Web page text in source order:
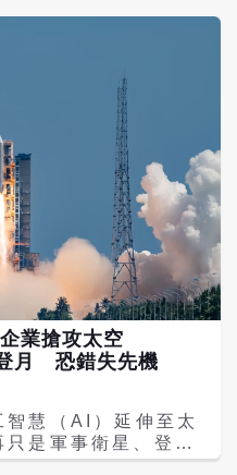
僅15國，顯示太陽能
大學東亞研究所所長
）分析指出，中國
是降低發電成本，
電力供應的偏遠村莊
賴柴油發電機，燃料
油價波動影響。 隨
微型電網普及，不少
能供應照明、手機
小型工廠運作。 希
即使中東地區爆發衝
也未對這些採用太陽
，原因正是能源來
報》也
的奈及利亞而言，
成本，在部分情況
備投資，顯示再生
型 綠
美解
用開發實力，並結合
Acer）在硬體研發、
蘊，共同打造出兼
業級防護的 AI
設定與工程部署！AI
合方案，企業僅需接
分鐘內 完成建置並
期。 百分之百
環境（On-
營運數據與知識庫
數據外洩與資安隱
的龐大長期呼叫費
的硬體後盾與碳金國
方位的在地技術支
AI產業。 節目
自駕車後，特別邀
加入社群平台
提到他日前才發布
笑稱，自己「非常內
使用X，甚至可能是
人」，但因為想分享
都相當重要，因此才
成熟。他表示，如
路與雲端運算產業根
今天的 AI。「沒有
、
很難想像今天的世界
貼文分享的是輝達
型的重要性。他在
進的閉源模型，也
業搶攻太空
月 恐錯失先機
智慧（AI）延伸至太
是軍事衛星、登月
速崛起的「商業航